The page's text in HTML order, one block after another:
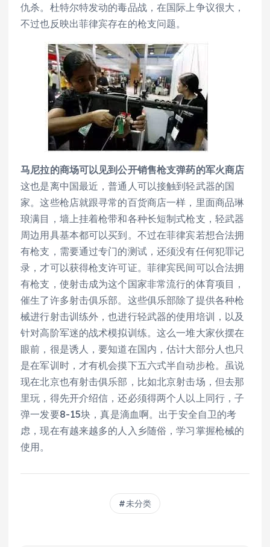
仇杀。杜特尔特发动的毒品战，在国际上争议很大，
不过也反映出菲律宾存在的枪支问题。
马尼拉的商场可以见到公开销售枪支弹药的军火商店
这也是离中国最近，普通人可以接触到轻武器的国
家。这些枪店就跟寻常的百货商店一样，里面商品琳
琅满目，墙上挂着枪带和各种长短制式枪支，轻武器
周边用具基本都可以买到。不过在菲律宾若想合法拥
有枪支，需要通过专门的测试，还须没有任何犯罪记
录，才可以获得枪支许可证。菲律宾民间可以合法拥
有枪支，使射击成为这个国家非常流行的体育项目，
催生了许多射击俱乐部。这些俱乐部除了提供各种枪
械进行射击训练外，也进行轻武器的使用培训，以及
针对高阶军迷的战术模拟训练。这么一堆大家伙摆在
眼前，很是诱人，要知道在国内，估计大部分人也只
是在军训时，才有机会摸下五六式半自动步枪。虽说
现在北京也有射击俱乐部，比如北京射击场，但去那
里玩，得先开介绍信，还必须得两个人以上同行，子
弹一发要8-15块，真是滴血啊。出于安全自卫的考
虑，现在有越来越多的人入乡随俗，学习掌握枪械的
使用。
未分类